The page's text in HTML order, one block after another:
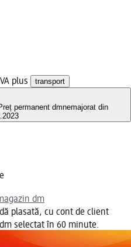
plus transport
permanent dmnemajorat din
dm
plasată, cu cont de client
selectat în 60 minute.